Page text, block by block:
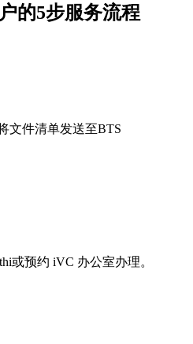
的5步服务流程
文件清单发送至BTS
或预约 iVC 办公室办理。